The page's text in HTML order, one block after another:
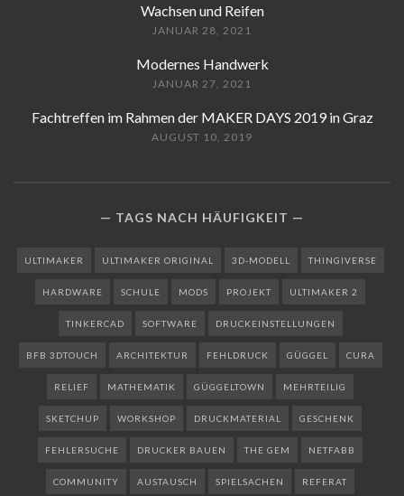
Wachsen und Reifen
JANUAR 28, 2021
Modernes Handwerk
JANUAR 27, 2021
Fachtreffen im Rahmen der MAKER DAYS 2019 in Graz
AUGUST 10, 2019
TAGS NACH HÄUFIGKEIT
ULTIMAKER ULTIMAKER ORIGINAL 3D-MODELL THINGIVERSE
HARDWARE SCHULE MODS PROJEKT ULTIMAKER 2
TINKERCAD SOFTWARE DRUCKEINSTELLUNGEN
BFB 3DTOUCH ARCHITEKTUR FEHLDRUCK GÜGGEL CURA
RELIEF MATHEMATIK GÜGGELTOWN MEHRTEILIG
SKETCHUP WORKSHOP DRUCKMATERIAL GESCHENK
FEHLERSUCHE DRUCKER BAUEN THE GEM NETFABB
COMMUNITY AUSTAUSCH SPIELSACHEN REFERAT